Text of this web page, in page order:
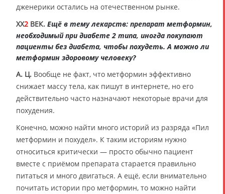
дженерики остались на отечественном рынке.
XX2 ВЕК. Ещё в тему лекарств: препарат метформин,
необходимый при диабете 2 типа, иногда покупают
пациенты без диабета, чтобы похудеть. А можно ли
метформин здоровому человеку?
А. Ц. Вообще не факт, что метформин эффективно
снижает массу тела, как пишут в интернете, но его
действительно часто назначают некоторые врачи для
похудения.
Конечно, можно найти много историй из разряда «Пил
метформин и похудел». К таким историям нужно
относиться критически — просто обычно пациент
вместе с приёмом препарата старается правильно
питаться и много двигаться. А ещё, если внимательно
почитать истории про метформин, то можно найти